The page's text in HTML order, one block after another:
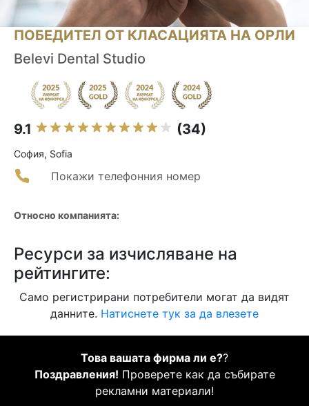
ПОБЕДИТЕЛ ОТ КЛАСАЦИЯТА НА ОРЛИ
Belevi Dental Studio
9.1 (34)
София, Sofia
Покажи телефонния номер
Относно компанията:
Ресурси за изчисляване на
рейтингите:
Само регистрирани потребители могат да видят
данните. Натиснете тук за да влезете
Това вашата фирма ли е??
Поздравления! Проверете как да събирате
рекламни материали!